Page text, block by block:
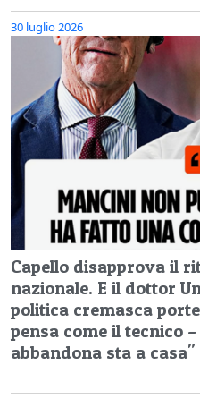
30 luglio 2026
Capello disapprova il
nazionale. E il dottor
politica cremasca
pensa come il tecnico
abbandona sta a casa"